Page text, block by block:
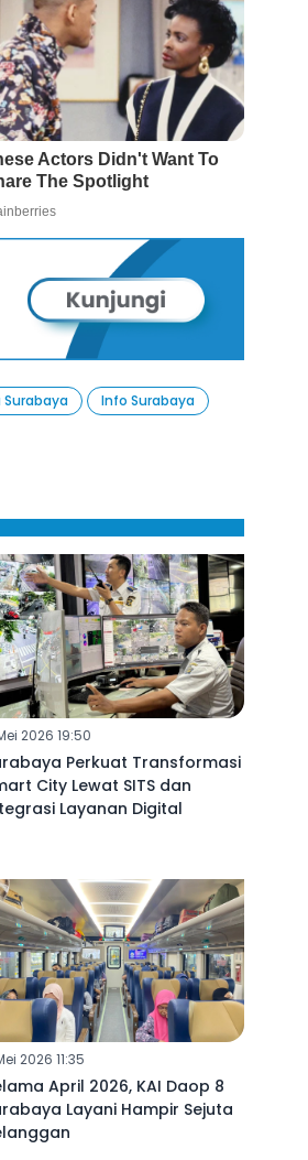
Surabaya
Info Surabaya
2026 19:50
Perkuat Transformasi
City Lewat SITS dan
Layanan Digital
2026 11:35
April 2026, KAI Daop 8
Layani Hampir Sejuta